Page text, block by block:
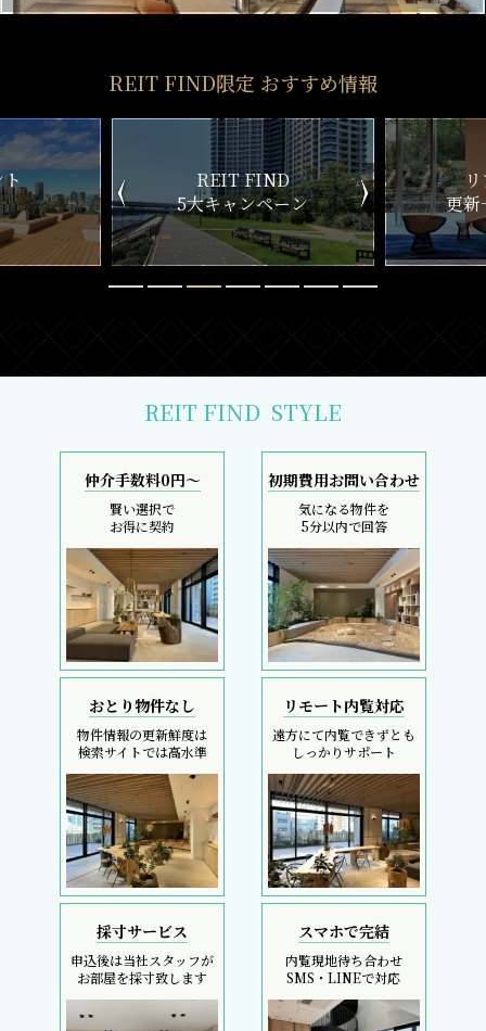
REIT FIND限定 おすすめ情報
ン
リアルタイム
更新一覧チェック
新
REIT FIND STYLE
仲介手数料0円～
賢い選択で
お得に契約
初期費用お問い合わせ
気になる物件を
5分以内で回答
おとり物件なし
物件情報の更新鮮度は
検索サイトでは高水準
リモート内覧対応
遠方にて内覧できずとも
しっかりサポート
採寸サービス
申込後は当社スタッフが
お部屋を採寸致します
スマホで完結
内覧現地待ち合わせ
SMS・LINEで対応